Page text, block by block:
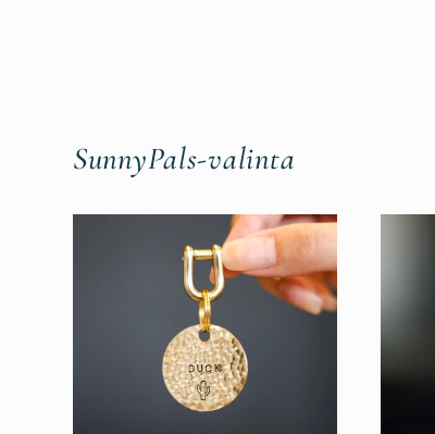
SunnyPals-valinta